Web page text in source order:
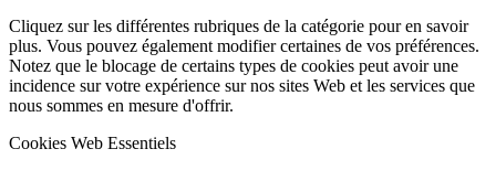
Cliquez sur les différentes rubriques de la catégorie pour en savoir
plus. Vous pouvez également modifier certaines de vos préférences.
Notez que le blocage de certains types de cookies peut avoir une
incidence sur votre expérience sur nos sites Web et les services que
nous sommes en mesure d'offrir.
Cookies Web Essentiels